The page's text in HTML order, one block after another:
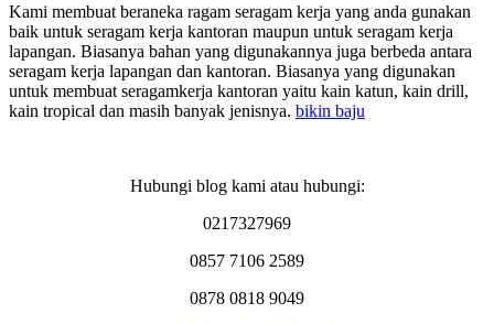
Kami membuat beraneka ragam seragam kerja yang anda gunakan
baik untuk seragam kerja kantoran maupun untuk seragam kerja
lapangan. Biasanya bahan yang digunakannya juga berbeda antara
seragam kerja lapangan dan kantoran. Biasanya yang digunakan
untuk membuat seragamkerja kantoran yaitu kain katun, kain drill,
kain tropical dan masih banyak jenisnya. bikin baju
Hubungi blog kami atau hubungi:
0217327969
0857 7106 2589
0878 0818 9049